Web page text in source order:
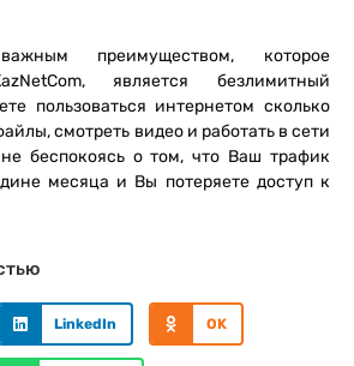
преимуществом, которое
является безлимитный
пользоваться интернетом сколько
смотреть видео и работать в сети
не беспокоясь о том, что Ваш трафик
месяца и Вы потеряете доступ к
LinkedIn OK